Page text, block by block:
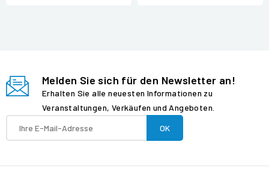
Melden Sie sich für den Newsletter an!
Erhalten Sie alle neuesten Informationen zu
Veranstaltungen, Verkäufen und Angeboten.